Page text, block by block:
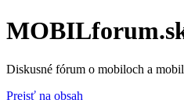
Diskusné fórum o mobiloch a
Prejsť na obsah